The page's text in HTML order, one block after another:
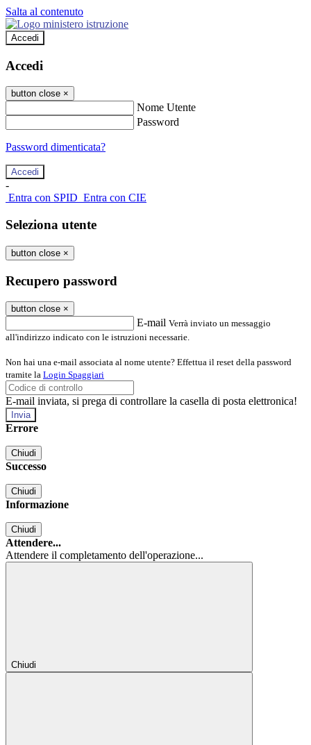
Salta al contenuto
Accedi
Accedi
button close ×
Nome Utente
Password
Password dimenticata?
-
Entra con SPID Entra con CIE
Seleziona utente
button close ×
Recupero password
button close ×
E-mail Verrà inviato un messaggio
all'indirizzo indicato con le istruzioni necessarie.
Non hai una e-mail associata al nome utente? Effettua il reset della password
tramite la Login Spaggiari
E-mail inviata, si prega di controllare la casella di posta elettronica!
Errore
Chiudi
Successo
Chiudi
Informazione
Chiudi
Attendere...
Attendere il completamento dell'operazione...
Chiudi